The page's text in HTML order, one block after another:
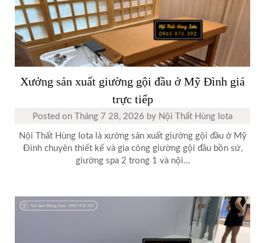
Xưởng sản xuất giường gội đầu ở Mỹ Đình giá
trực tiếp
Posted on Tháng 7 28, 2026 by Nội Thất Hùng Iota
Nội Thất Hùng Iota là xưởng sản xuất giường gội đầu ở Mỹ
Đình chuyên thiết kế và gia công giường gội đầu bồn sứ,
giường spa 2 trong 1 và nội…